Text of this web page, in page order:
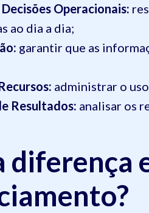
Operacionais:
ao dia a dia;
garantir que as
administrar o
Resultados: analisar os
diferença